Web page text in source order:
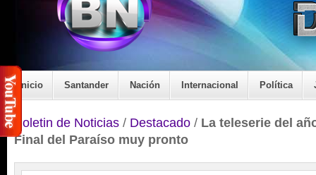
Inicio Santander Nación Internacional Política
Boletin de Noticias / Destacado / La teleserie del
Final del Paraíso muy pronto